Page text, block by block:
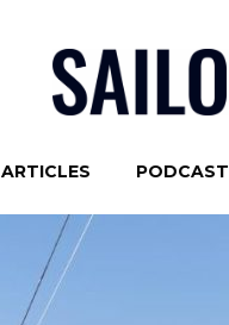
ARTICLES